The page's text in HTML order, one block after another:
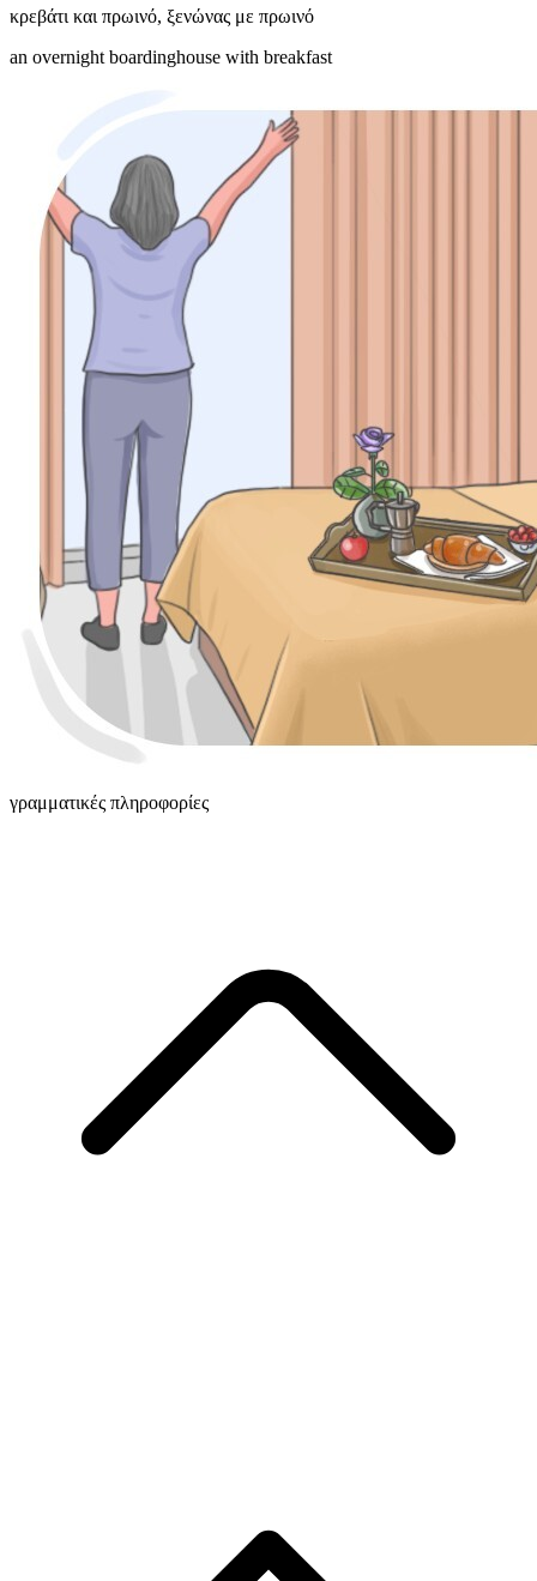
κρεβάτι και πρωινό, ξενώνας με πρωινό
an overnight boardinghouse with breakfast
γραμματικές πληροφορίες